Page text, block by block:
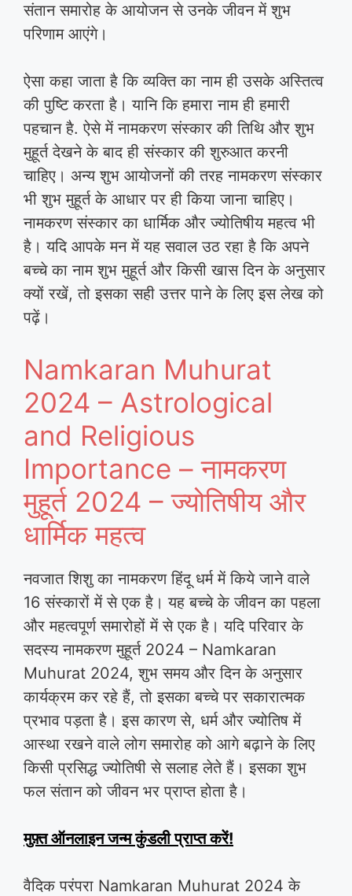
संतान समारोह के आयोजन से उनके जीवन में शुभ
परिणाम आएंगे।
ऐसा कहा जाता है कि व्यक्ति का नाम ही उसके अस्तित्व
की पुष्टि करता है। यानि कि हमारा नाम ही हमारी
पहचान है. ऐसे में नामकरण संस्कार की तिथि और शुभ
मुहूर्त देखने के बाद ही संस्कार की शुरुआत करनी
चाहिए। अन्य शुभ आयोजनों की तरह नामकरण संस्कार
भी शुभ मुहूर्त के आधार पर ही किया जाना चाहिए।
नामकरण संस्कार का धार्मिक और ज्योतिषीय महत्व भी
है। यदि आपके मन में यह सवाल उठ रहा है कि अपने
बच्चे का नाम शुभ मुहूर्त और किसी खास दिन के अनुसार
क्यों रखें, तो इसका सही उत्तर पाने के लिए इस लेख को
पढ़ें।
Namkaran Muhurat
2024 – Astrological
and Religious
Importance – नामकरण
मुहूर्त 2024 – ज्योतिषीय और
धार्मिक महत्व
नवजात शिशु का नामकरण हिंदू धर्म में किये जाने वाले
16 संस्कारों में से एक है। यह बच्चे के जीवन का पहला
और महत्वपूर्ण समारोहों में से एक है। यदि परिवार के
सदस्य नामकरण मुहूर्त 2024 – Namkaran
Muhurat 2024, शुभ समय और दिन के अनुसार
कार्यक्रम कर रहे हैं, तो इसका बच्चे पर सकारात्मक
प्रभाव पड़ता है। इस कारण से, धर्म और ज्योतिष में
आस्था रखने वाले लोग समारोह को आगे बढ़ाने के लिए
किसी प्रसिद्ध ज्योतिषी से सलाह लेते हैं। इसका शुभ
फल संतान को जीवन भर प्राप्त होता है।
मुफ़्त ऑनलाइन जन्म कुंडली प्राप्त करें!
वैदिक परंपरा Namkaran Muhurat 2024 के